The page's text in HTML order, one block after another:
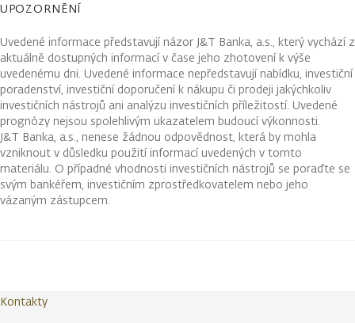
UPOZORNĚNÍ
Uvedené informace představují názor J&T Banka, a.s., který vychází z
aktuálně dostupných informací v čase jeho zhotovení k výše
uvedenému dni. Uvedené informace nepředstavují nabídku, investiční
poradenství, investiční doporučení k nákupu či prodeji jakýchkoliv
investičních nástrojů ani analýzu investičních příležitostí. Uvedené
prognózy nejsou spolehlivým ukazatelem budoucí výkonnosti.
J&T Banka, a.s., nenese žádnou odpovědnost, která by mohla
vzniknout v důsledku použití informací uvedených v tomto
materiálu. O případné vhodnosti investičních nástrojů se poraďte se
svým bankéřem, investičním zprostředkovatelem nebo jeho
vázaným zástupcem.
Kontakty